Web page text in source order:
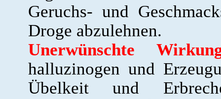
Geruchs- und
Droge abzulehnen.
Unerwünschte
halluzinogen und
Übelkeit und